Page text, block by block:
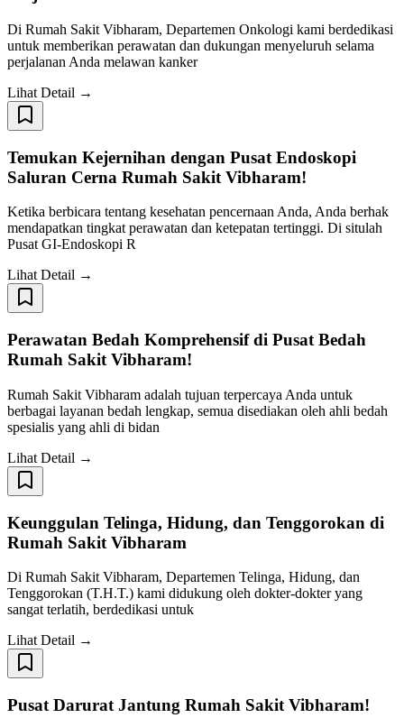
Di Rumah Sakit Vibharam, Departemen Onkologi kami berdedikasi
untuk memberikan perawatan dan dukungan menyeluruh selama
perjalanan Anda melawan kanker
Lihat Detail →
Temukan Kejernihan dengan Pusat Endoskopi
Saluran Cerna Rumah Sakit Vibharam!
Ketika berbicara tentang kesehatan pencernaan Anda, Anda berhak
mendapatkan tingkat perawatan dan ketepatan tertinggi. Di situlah
Pusat GI-Endoskopi R
Lihat Detail →
Perawatan Bedah Komprehensif di Pusat Bedah
Rumah Sakit Vibharam!
Rumah Sakit Vibharam adalah tujuan terpercaya Anda untuk
berbagai layanan bedah lengkap, semua disediakan oleh ahli bedah
spesialis yang ahli di bidan
Lihat Detail →
Keunggulan Telinga, Hidung, dan Tenggorokan di
Rumah Sakit Vibharam
Di Rumah Sakit Vibharam, Departemen Telinga, Hidung, dan
Tenggorokan (T.H.T.) kami didukung oleh dokter-dokter yang
sangat terlatih, berdedikasi untuk
Lihat Detail →
Pusat Darurat Jantung Rumah Sakit Vibharam!